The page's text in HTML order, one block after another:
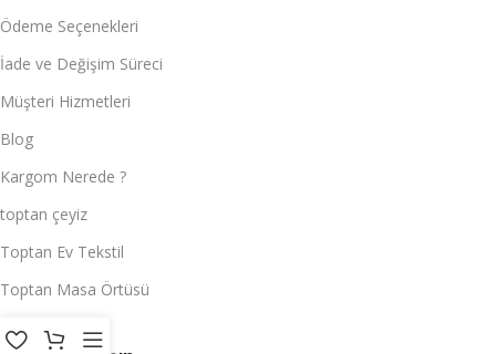
Ödeme Seçenekleri
İade ve Değişim Süreci
Müşteri Hizmetleri
Blog
Kargom Nerede ?
toptan çeyiz
Toptan Ev Tekstil
Toptan Masa Örtüsü